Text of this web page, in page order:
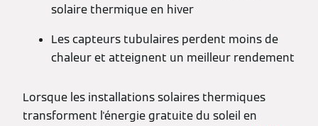
solaire thermique en hiver
Les capteurs tubulaires perdent moins de
chaleur et atteignent un meilleur rendement
Lorsque les installations solaires thermiques
transforment l'énergie gratuite du soleil en